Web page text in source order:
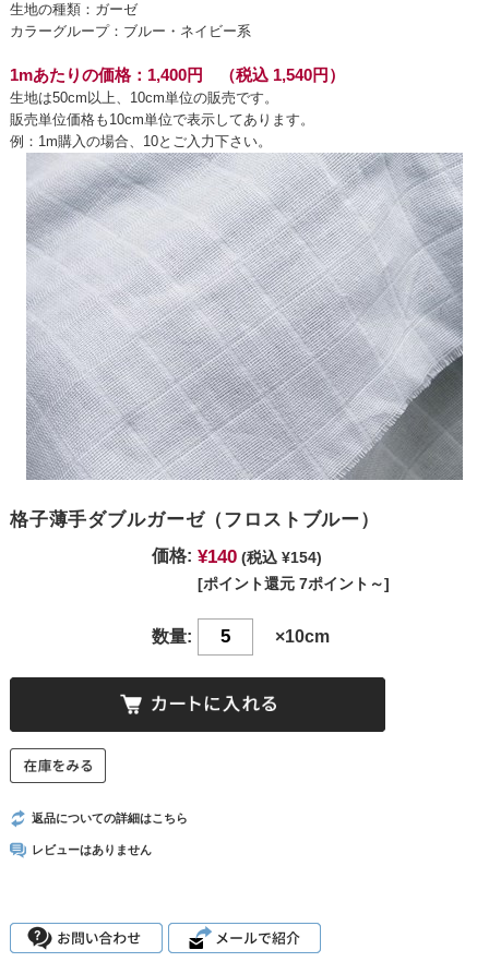
生地の種類：ガーゼ
カラーグループ：ブルー・ネイビー系
1mあたりの価格：1,400円 （税込 1,540円）
生地は50cm以上、10cm単位の販売です。
販売単位価格も10cm単位で表示してあります。
例：1m購入の場合、10とご入力下さい。
格子薄手ダブルガーゼ（フロストブルー）
価格: ¥140 (税込 ¥154)
[ポイント還元 7ポイント～]
数量: ×10cm
返品についての詳細はこちら
レビューはありません